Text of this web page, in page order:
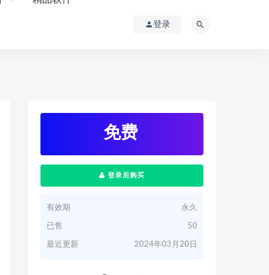
登录
免费
登录后购买
有效期 永久
已售 50
最近更新 2024年03月20日